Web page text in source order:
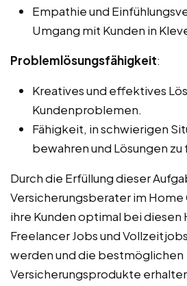
Empathie und
Umgang mit Kunden in
Problemlösungsfähigkeit:
Kreatives und effektives
Kundenproblemen.
Fähigkeit, in schwierigen
bewahren und Lösungen zu
Durch die Erfüllung dieser
Versicherungsberater im Home
ihre Kunden optimal bei
Freelancer Jobs und
werden und die bestmöglichen
Versicherungsprodukte